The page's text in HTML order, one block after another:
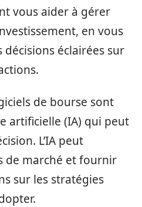
vous aider à gérer
en vous
éclairées sur
de bourse sont
artificielle (IA) qui peut
L’IA peut
de marché et fournir
sur les stratégies